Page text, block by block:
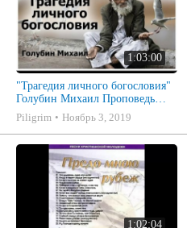
1:03:00
"Трагедия личного богословия"
Голубин Михаил Проповедь
2019
Piligrim Ноябрь 3, 2019
1:02:04